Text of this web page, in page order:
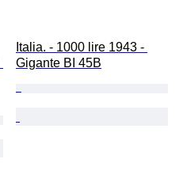
Italia. - 1000 lire 1943 -
Gigante BI 45B